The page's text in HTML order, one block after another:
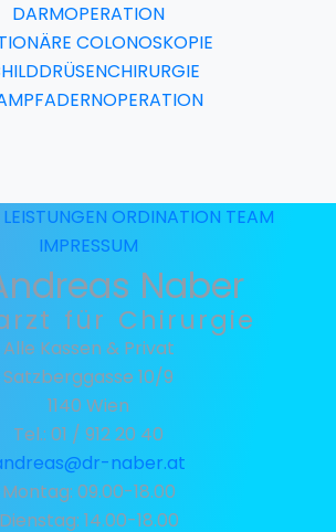
DARMOPERATION
COLONOSKOPIE
LEISTUNGEN ORDINATION TEAM
IMPRESSUM
Naber
für Chirurgie
Alle Kassen & Privat
Satzberggasse 10/9
1140 Wien
Tel.: 01 / 912 20 40
naber.at
Montag: 09.00-18.00
Dienstag: 14.00-18.00